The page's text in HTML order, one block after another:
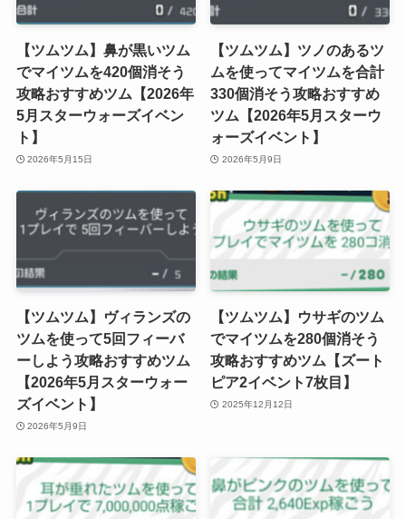
【ツムツム】鼻が黒いツム
でマイツムを420個消そう
攻略おすすめツム【2026年
5月スターウォーズイベン
ト】
2026年5月15日
【ツムツム】ツノのあるツ
ムを使ってマイツムを合計
330個消そう攻略おすすめ
ツム【2026年5月スターウ
ォーズイベント】
2026年5月9日
【ツムツム】ヴィランズの
ツムを使って5回フィーバ
ーしよう攻略おすすめツム
【2026年5月スターウォー
ズイベント】
2026年5月9日
【ツムツム】ウサギのツム
でマイツムを280個消そう
攻略おすすめツム【ズート
ピア2イベント7枚目】
2025年12月12日